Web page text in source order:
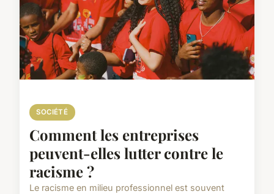
SOCIÉTÉ
Comment les entreprises
peuvent-elles lutter contre le
racisme ?
Le racisme en milieu professionnel est souvent